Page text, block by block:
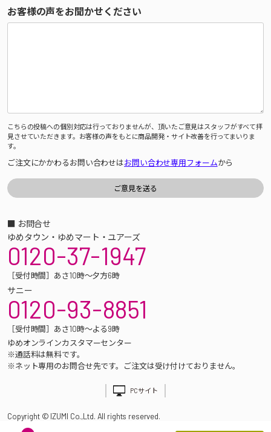
お客様の声をお聞かせください
こちらの投稿への個別対応は行っておりませんが、頂いたご意見はスタッフがすべて拝
見させていただきます。お客様の声をもとに商品開発・サイト改善を行ってまいりま
す。
ご注文にかかわるお問い合わせはお問い合わせ専用フォームから
■ お問合せ
ゆめタウン・ゆめマート・ユアーズ
0120-37-1947
［受付時間］あさ10時～夕方6時
サニー
0120-93-8851
［受付時間］あさ10時～よる9時
ゆめオンラインカスタマーセンター
※通話料は無料です。
※ネット専用のお問合せ先です。ご注文は受け付けておりません。
PCサイト
Copyright © IZUMI Co.,Ltd. All rights reserved.